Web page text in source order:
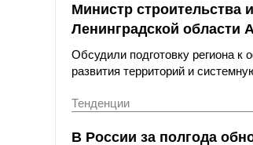
Министр строительства
Ленинградской области
Обсудили подготовку региона к
развития территорий и
Тенденции
В России за полгода